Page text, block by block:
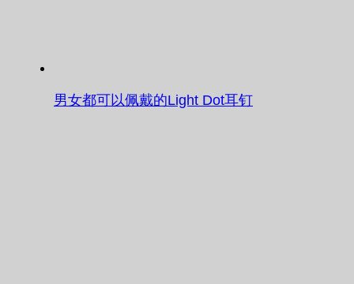
男女都可以佩戴的Light Dot耳钉